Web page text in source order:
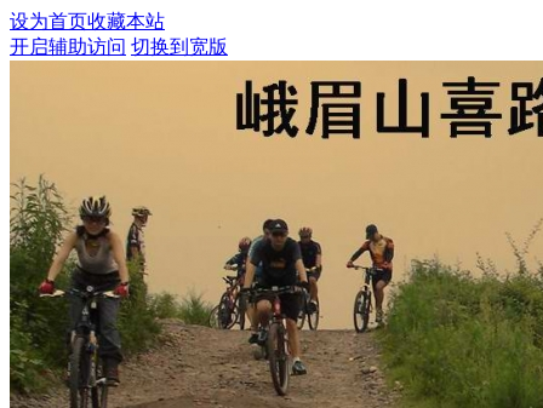
设为首页收藏本站
开启辅助访问 切换到宽版